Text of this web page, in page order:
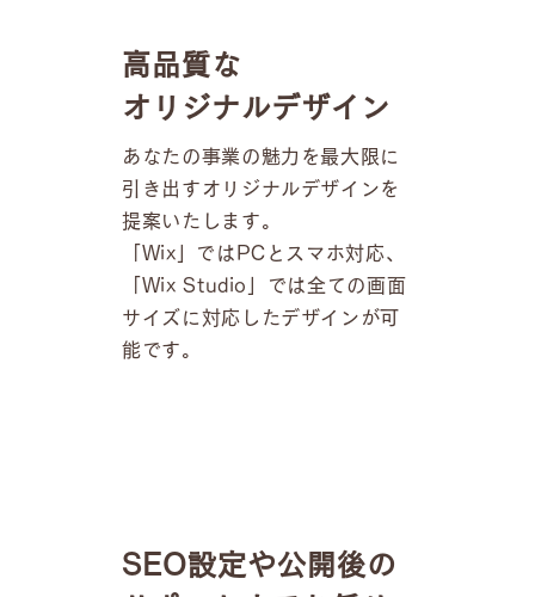
SEO設定や公開後の
高品質な
オリジナルデザイン
あなたの事業の魅力を最大限に
引き出すオリジナルデザインを
提案いたします。
「Wix」ではPCとスマホ対応、
「Wix Studio」では全ての画面
サイズに対応したデザインが可
能です。